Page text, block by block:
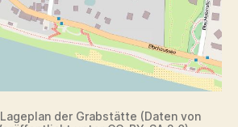
Lageplan der Grabstätte (Daten von